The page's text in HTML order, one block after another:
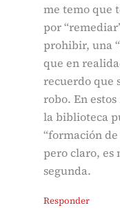
me temo que
por
prohibir, una
que en
recuerdo que
robo. En
la biblioteca
“formación
pero claro, es
segunda.
Responder